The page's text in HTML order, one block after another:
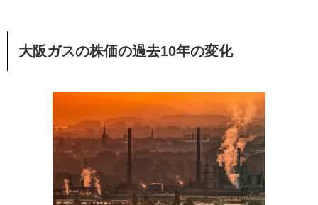
大阪ガスの株価の過去10年の変化